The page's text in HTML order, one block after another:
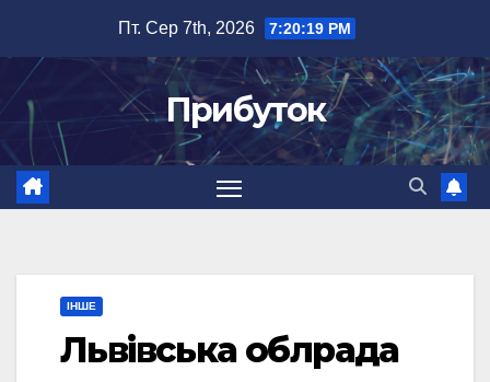
вмісту
Пт. Сер 7th, 2026 7:20:20 PM
Прибуток
ІНШЕ
Львівська облрада